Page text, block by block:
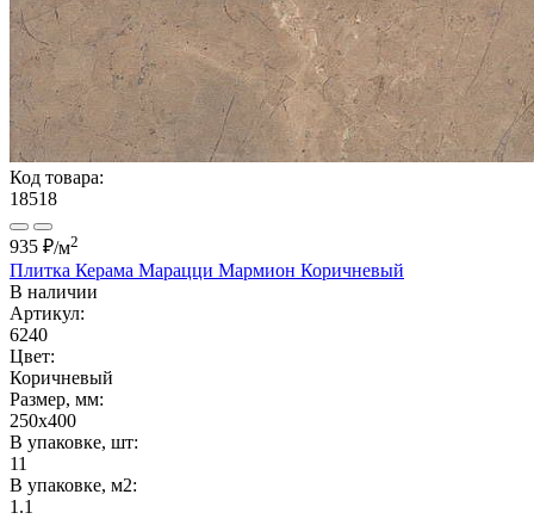
Код товара:
18518
935 ₽/м2
Плитка Керама Марацци Мармион Коричневый
В наличии
Артикул:
6240
Цвет:
Коричневый
Размер, мм:
250x400
В упаковке, шт:
11
В упаковке, м2:
1.1